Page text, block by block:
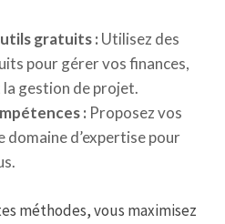
gratuits : Utilisez des
pour gérer vos finances,
gestion de projet.
: Proposez vos
domaine d’expertise pour
méthodes, vous maximisez